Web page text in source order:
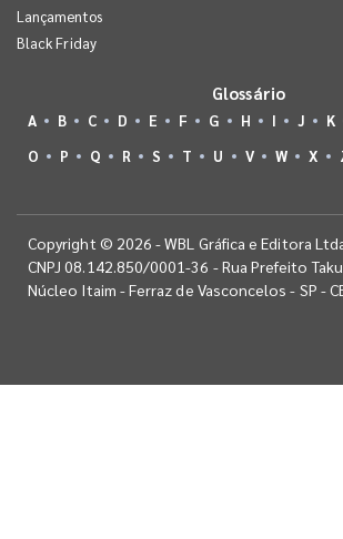
Lançamentos
Black Friday
Glossário
A B C D E F G H I J K
O
P Q R S T U V W X
Copyright © 2026 - WBL Gráfica e Editora
CNPJ 08.142.850/0001-36 - Rua Prefeito
Núcleo Itaim - Ferraz de Vasconcelos - SP -